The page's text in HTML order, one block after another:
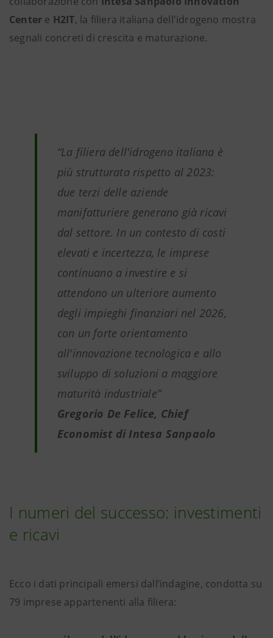
Center e H2IT, la filiera italiana dell'idrogeno mostra
segnali concreti di crescita e maturazione.
“La filiera dell'idrogeno italiana è
più strutturata rispetto al 2023:
due terzi delle aziende
manifatturiere generano già ricavi
dal settore. In un contesto di costi
elevati e incertezza, le imprese
continuano a investire e si
attendono un ulteriore aumento
degli impieghi finanziari nel 2026,
con un forte orientamento
all'innovazione tecnologica e allo
sviluppo di soluzioni a maggiore
maturità industriale”
Gregorio De Felice, Chief
Economist di Intesa Sanpaolo
I numeri del successo: investimenti
e ricavi
Ecco i dati principali emersi dall’indagine, condotta su
79 imprese appartenenti alla filiera: